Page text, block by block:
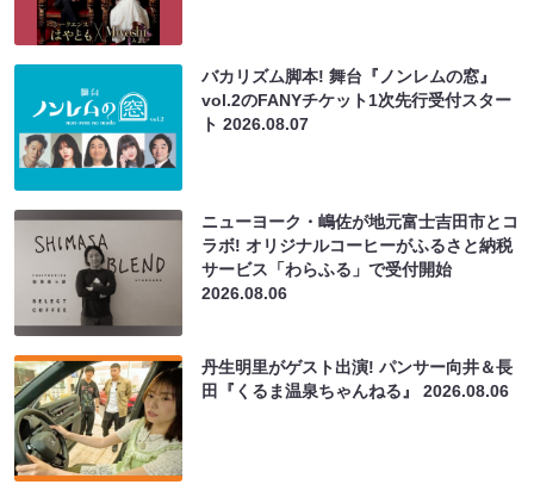
バカリズム脚本! 舞台『ノンレムの窓』
vol.2のFANYチケット1次先行受付スター
ト2026.08.07
ニューヨーク・嶋佐が地元富士吉田市とコ
ラボ! オリジナルコーヒーがふるさと納税
サービス「わらふる」で受付開始
2026.08.06
丹生明里がゲスト出演! パンサー向井＆長
田『くるま温泉ちゃんねる』2026.08.06